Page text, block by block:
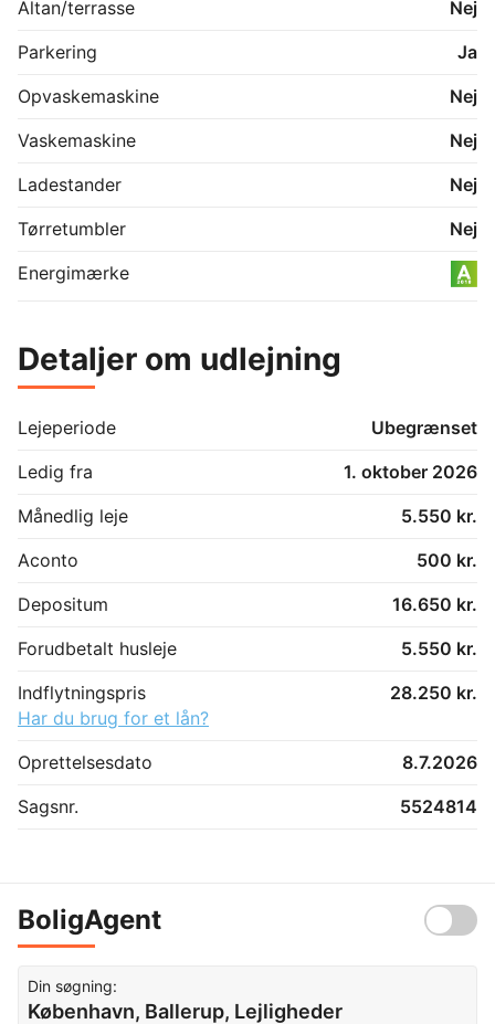
Her har du ikke langt til Ballerup bymidte, DTU
Ballerup, Ballerup Centret, sportsfaciliteter samt
Ballerup Station.
På blot 23 minutter med toget er du sågar på
Altan/terrasse
Nej
Parkering
Ja
Opvaskemaskine
Nej
Vaskemaskine
Nej
Ladestander
Nej
Tørretumbler
Nej
Energimærke
Detaljer om udlejning
Lejeperiode
Ubegrænset
Ledig fra
1. oktober 2026
Månedlig leje
5.550 kr.
Aconto
500 kr.
Depositum
16.650 kr.
Forudbetalt husleje
5.550 kr.
Indflytningspris
28.250 kr.
Har du brug for et lån?
Oprettelsesdato
8.7.2026
Sagsnr.
5524814
BoligAgent
Din søgning:
København, Ballerup, Lejligheder